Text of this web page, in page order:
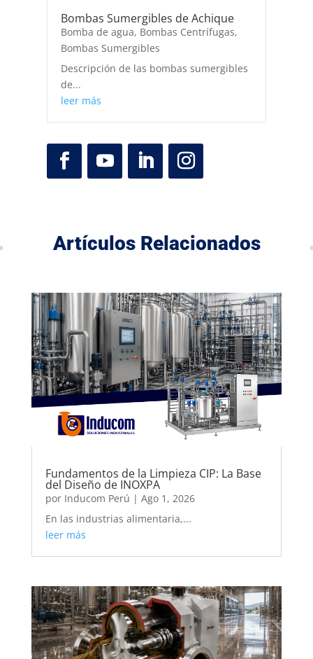
Bombas Sumergibles de Achique
Bomba de agua, Bombas Centrífugas,
Bombas Sumergibles
Descripción de las bombas sumergibles
de...
leer más
Artículos Relacionados
Fundamentos de la Limpieza CIP: La Base
del Diseño de INOXPA
por Inducom Perú | Ago 1, 2026
En las industrias alimentaria,...
leer más